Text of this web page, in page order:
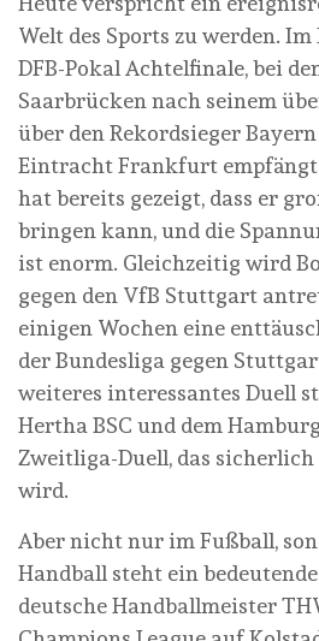
Welt des Sports zu werden.
DFB-Pokal Achtelfinale, bei
Saarbrücken nach seinem
über den Rekordsieger
Eintracht Frankfurt
hat bereits gezeigt, dass er
bringen kann, und die
ist enorm. Gleichzeitig wird
gegen den VfB Stuttgart
einigen Wochen eine
der Bundesliga gegen
weiteres interessantes Duell
Hertha BSC und dem
Zweitliga-Duell, das
wird.
Aber nicht nur im Fußball,
Handball steht ein
deutsche Handballmeister